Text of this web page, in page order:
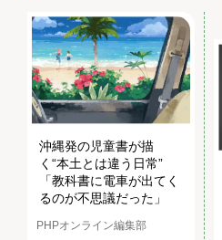
沖縄発の児童書が描
く“本土とは違う日常”
「教科書に電車が出てく
るのが不思議だった」
PHPオンライン編集部